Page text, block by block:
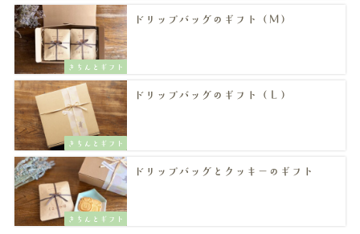
きちんとギフト
ドリップバッグのギフト（Ｍ）
きちんとギフト
ドリップバッグのギフト（Ｌ）
きちんとギフト
ドリップバッグとクッキーのギフト